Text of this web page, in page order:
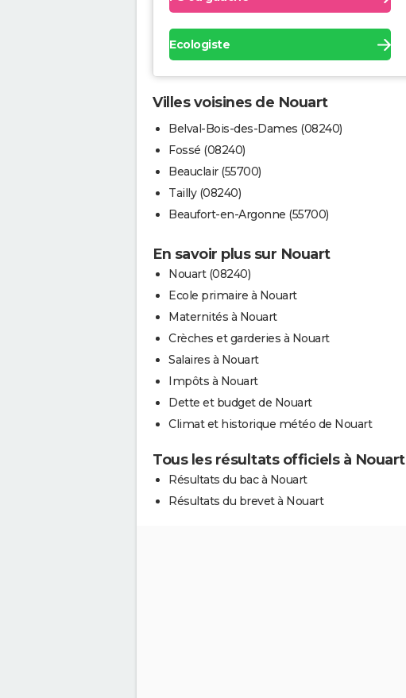
Ecologiste
Villes voisines de Nouart
Belval-Bois-des-Dames (08240)
Fossé (08240)
Beauclair (55700)
Tailly (08240)
Beaufort-en-Argonne (55700)
En savoir plus sur Nouart
Nouart (08240)
Ecole primaire à Nouart
Maternités à Nouart
Crèches et garderies à Nouart
Salaires à Nouart
Impôts à Nouart
Dette et budget de Nouart
Climat et historique météo de Nouart
Tous les résultats officiels à Nouart
Résultats du bac à Nouart
Résultats du brevet à Nouart